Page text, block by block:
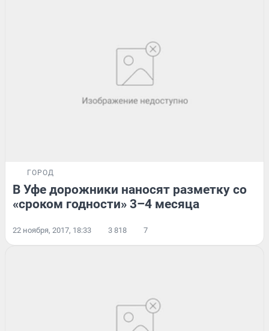
ГОРОД
В Уфе дорожники наносят разметку со
«сроком годности» 3–4 месяца
22 ноября, 2017, 18:33 3 818 7